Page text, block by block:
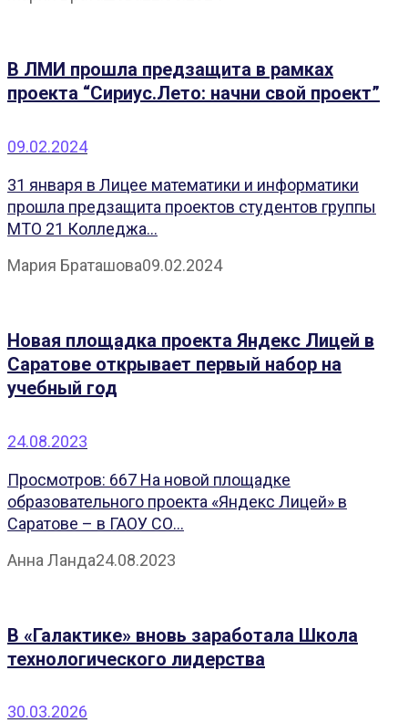
В ЛМИ прошла предзащита в рамках
проекта “Сириус.Лето: начни свой проект”
09.02.2024
31 января в Лицее математики и информатики
прошла предзащита проектов студентов группы
МТО 21 Колледжа...
Мария Браташова09.02.2024
Новая площадка проекта Яндекс Лицей в
Саратове открывает первый набор на
учебный год
24.08.2023
Просмотров: 667 На новой площадке
образовательного проекта «Яндекс Лицей» в
Саратове – в ГАОУ СО...
Анна Ланда24.08.2023
В «Галактике» вновь заработала Школа
технологического лидерства
30.03.2026